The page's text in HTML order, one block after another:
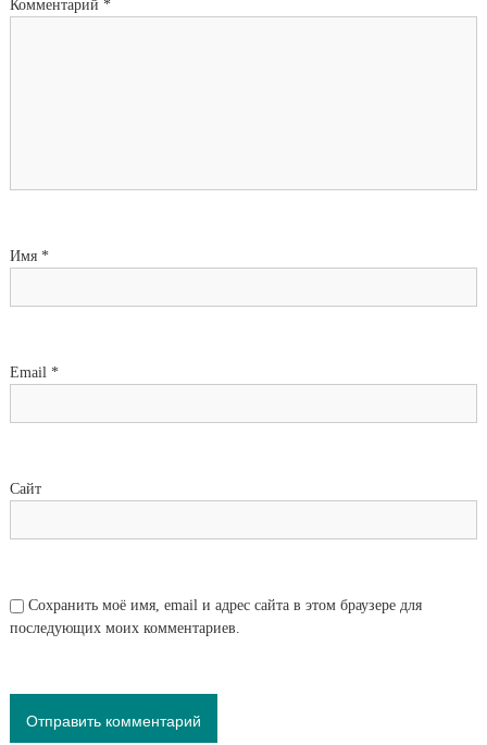
Комментарий *
Имя *
Email *
Сайт
Сохранить моё имя, email и адрес сайта в этом браузере для
последующих моих комментариев.